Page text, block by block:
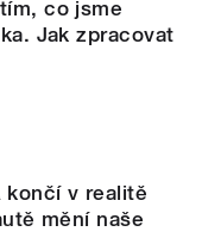
co jsme
Jak zpracovat
končí v realitě
mění naše